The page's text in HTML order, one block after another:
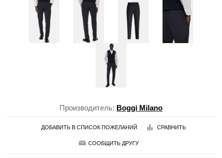
Производитель: Boggi Milano
ДОБАВИТЬ В СПИСОК ПОЖЕЛАНИЙ СРАВНИТЬ
СООБЩИТЬ ДРУГУ